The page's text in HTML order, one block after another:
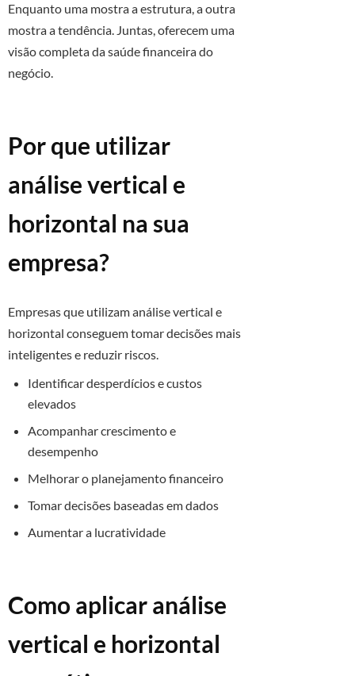
Enquanto uma mostra a estrutura, a outra
mostra a tendência. Juntas, oferecem uma
visão completa da saúde financeira do
negócio.
Por que utilizar
análise vertical e
horizontal na sua
empresa?
Empresas que utilizam análise vertical e
horizontal conseguem tomar decisões mais
inteligentes e reduzir riscos.
Identificar desperdícios e custos
elevados
Acompanhar crescimento e
desempenho
Melhorar o planejamento financeiro
Tomar decisões baseadas em dados
Aumentar a lucratividade
Como aplicar análise
vertical e horizontal